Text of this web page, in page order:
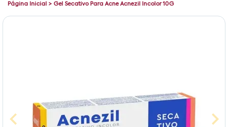
Página Inicial > Gel Secativo Para Acne Acnezil Incolor 10G